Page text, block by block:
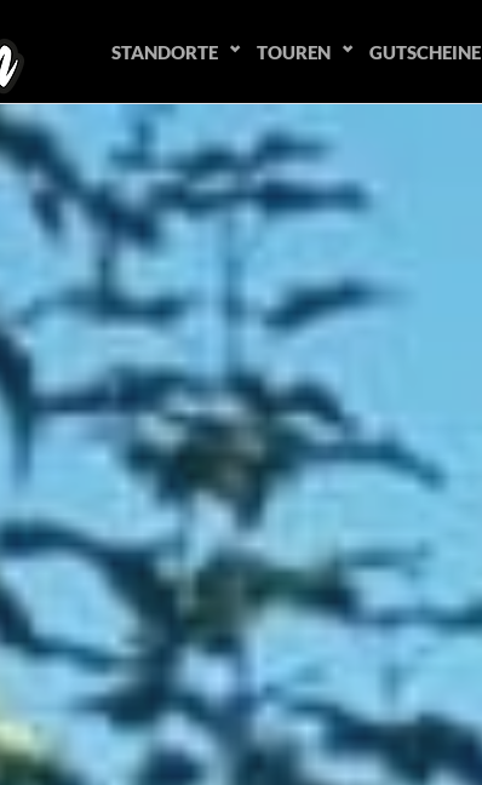
STANDORTE TOUREN GUTSCHEINE